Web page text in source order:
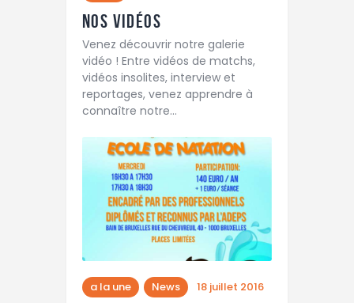
Nos vidéos
Venez découvrir notre galerie
vidéo ! Entre vidéos de matchs,
vidéos insolites, interview et
reportages, venez apprendre à
connaître notre…
a la une News 18 juillet 2016